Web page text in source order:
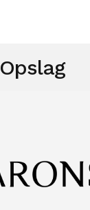
Opslag